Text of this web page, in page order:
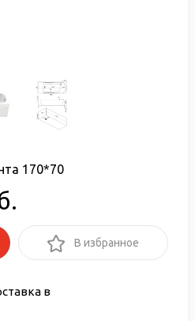
170*70
В избранное
в